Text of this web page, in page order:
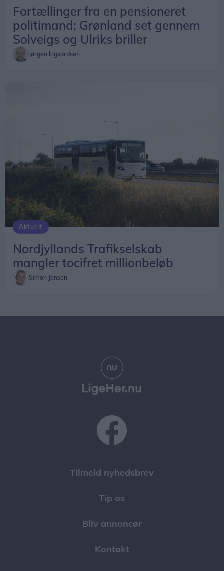
Fortællinger fra en pensioneret
politimand: Grønland set gennem
Solveigs og Ulriks briller
Jørgen Ingvardsen
Aktuelt
Nordjyllands Trafikselskab
mangler tocifret millionbeløb
Simon Jensen
Tilmeld nyhedsbrev
Tip os
Bliv annoncør
Kontakt